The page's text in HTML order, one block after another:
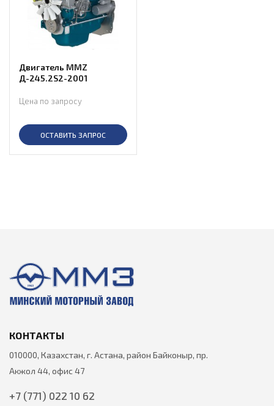
Двигатель MMZ
Д-245.2S2-2001
Цена по запросу
ОСТАВИТЬ ЗАПРОС
КОНТАКТЫ
010000, Казахстан, г. Астана, район Байконыр, пр.
Акжол 44, офис 47
+7 (771) 022 10 62